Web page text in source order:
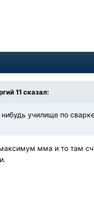
11 сказал:
училище по
максимум мма и то там